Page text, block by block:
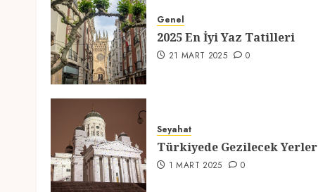
Genel
2025 En İyi Yaz Tatilleri
21 MART 2025 0
Seyahat
Türkiyede Gezilecek Yerler
1 MART 2025 0